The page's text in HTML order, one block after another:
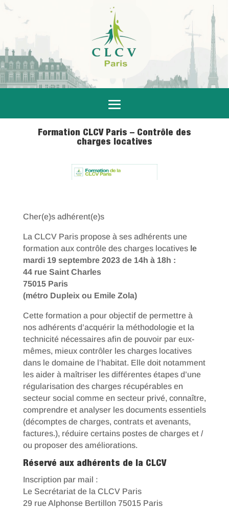
Formation CLCV Paris – Contrôle des
charges locatives
Cher(e)s adhérent(e)s
La CLCV Paris propose à ses adhérents une
formation aux contrôle des charges locatives le
mardi 19 septembre 2023 de 14h à 18h :
44 rue Saint Charles
75015 Paris
(métro Dupleix ou Emile Zola)
Cette formation a pour objectif de permettre à
nos adhérents d’acquérir la méthodologie et la
technicité nécessaires afin de pouvoir par eux-
mêmes, mieux contrôler les charges locatives
dans le domaine de l’habitat. Elle doit notamment
les aider à maîtriser les différentes étapes d’une
régularisation des charges récupérables en
secteur social comme en secteur privé, connaître,
comprendre et analyser les documents essentiels
(décomptes de charges, contrats et avenants,
factures.), réduire certains postes de charges et /
ou proposer des améliorations.
Réservé aux adhérents de la CLCV
Inscription par mail :
Le Secrétariat de la CLCV Paris
29 rue Alphonse Bertillon 75015 Paris